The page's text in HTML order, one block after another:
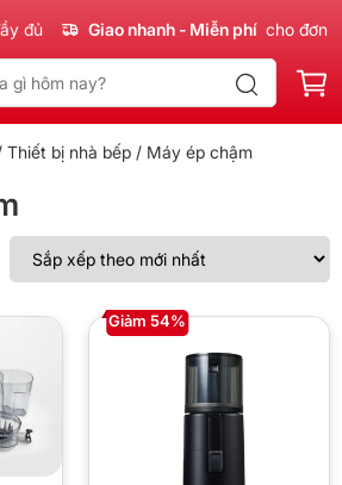
đủ Giao nhanh - Miễn phí cho đơn
Thiết bị nhà bếp/ Máy ép chậm
Giảm 54%